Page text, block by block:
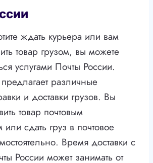
ждать курьера или вам
товар грузом, вы можете
услугами Почты России.
различные
и доставки грузов. Вы
товар почтовым
сдать груз в почтовое
Время доставки с
России может занимать от